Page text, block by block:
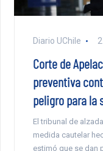
Diario UChile
Corte de
preventiva
peligro para la
El tribunal de
medida cautelar
estimó que se dan